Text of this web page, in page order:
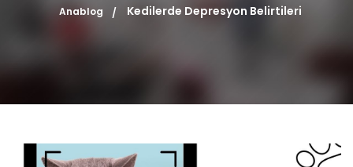
Anablog Kedilerde Depresyon Belirtileri